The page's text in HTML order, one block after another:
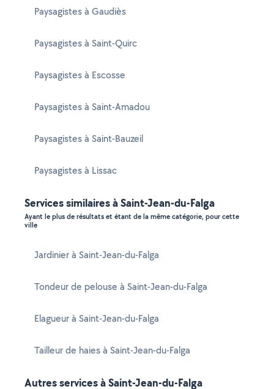
Paysagistes à Gaudiès
Paysagistes à Saint-Quirc
Paysagistes à Escosse
Paysagistes à Saint-Amadou
Paysagistes à Saint-Bauzeil
Paysagistes à Lissac
Services similaires à Saint-Jean-du-Falga
Ayant le plus de résultats et étant de la même catégorie, pour cette
ville
Jardinier à Saint-Jean-du-Falga
Tondeur de pelouse à Saint-Jean-du-Falga
Elagueur à Saint-Jean-du-Falga
Tailleur de haies à Saint-Jean-du-Falga
Autres services à Saint-Jean-du-Falga